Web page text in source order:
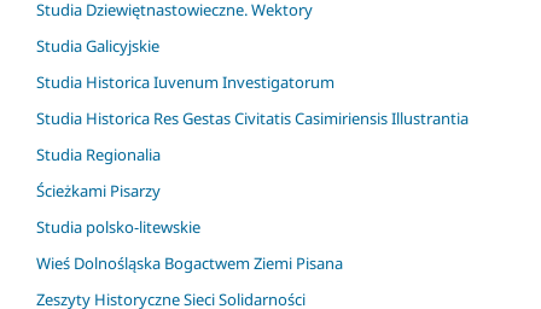
Studia Dziewiętnastowieczne. Wektory
Studia Galicyjskie
Studia Historica Iuvenum Investigatorum
Studia Historica Res Gestas Civitatis Casimiriensis Illustrantia
Studia Regionalia
Ścieżkami Pisarzy
Studia polsko-litewskie
Wieś Dolnośląska Bogactwem Ziemi Pisana
Zeszyty Historyczne Sieci Solidarności